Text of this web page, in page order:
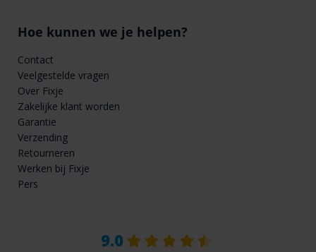
Hoe kunnen we je helpen?
Contact
Veelgestelde vragen
Over Fixje
Zakelijke klant worden
Garantie
Verzending
Retourneren
Werken bij Fixje
Pers
9.0